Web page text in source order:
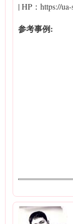
| HP：https://
参考事例: